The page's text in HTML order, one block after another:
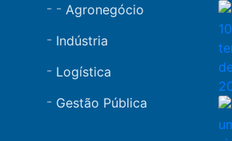
Agronegócio
Indústria
Logística
Gestão Pública